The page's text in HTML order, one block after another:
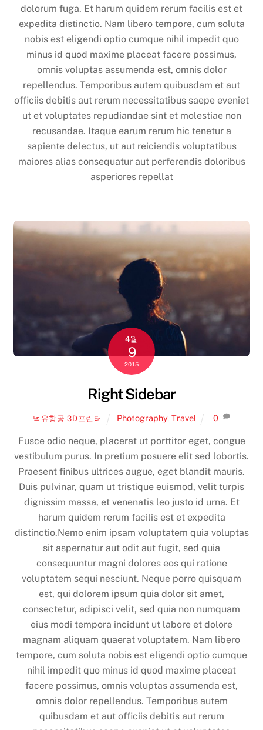
dolorum fuga. Et harum quidem rerum facilis est et
expedita distinctio. Nam libero tempore, cum soluta
nobis est eligendi optio cumque nihil impedit quo
minus id quod maxime placeat facere possimus,
omnis voluptas assumenda est, omnis dolor
repellendus. Temporibus autem quibusdam et aut
officiis debitis aut rerum necessitatibus saepe eveniet
ut et voluptates repudiandae sint et molestiae non
recusandae. Itaque earum rerum hic tenetur a
sapiente delectus, ut aut reiciendis voluptatibus
maiores alias consequatur aut perferendis doloribus
asperiores repellat
4월
9
2015
Right Sidebar
덕유항공 3D프린터 Photography, Travel 0
Fusce odio neque, placerat ut porttitor eget, congue
vestibulum purus. In pretium posuere elit sed lobortis.
Praesent finibus ultrices augue, eget blandit mauris.
Duis pulvinar, quam ut tristique euismod, velit turpis
dignissim massa, et venenatis leo justo id urna. Et
harum quidem rerum facilis est et expedita
distinctio.Nemo enim ipsam voluptatem quia voluptas
sit aspernatur aut odit aut fugit, sed quia
consequuntur magni dolores eos qui ratione
voluptatem sequi nesciunt. Neque porro quisquam
est, qui dolorem ipsum quia dolor sit amet,
consectetur, adipisci velit, sed quia non numquam
eius modi tempora incidunt ut labore et dolore
magnam aliquam quaerat voluptatem. Nam libero
tempore, cum soluta nobis est eligendi optio cumque
nihil impedit quo minus id quod maxime placeat
facere possimus, omnis voluptas assumenda est,
omnis dolor repellendus. Temporibus autem
quibusdam et aut officiis debitis aut rerum